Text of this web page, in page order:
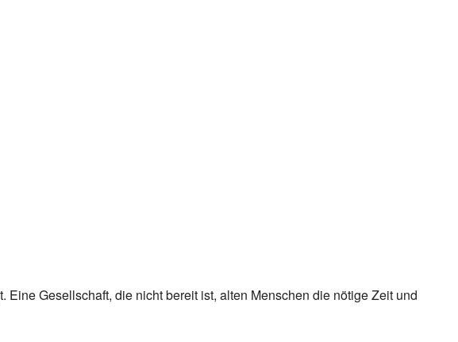
Gesellschaft, die nicht bereit ist, alten Menschen die nötige Zeit und